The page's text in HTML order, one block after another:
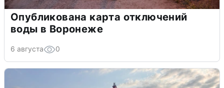
Опубликована карта отключений
воды в Воронеже
6 августа 0